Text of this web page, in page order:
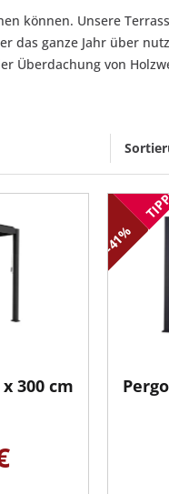
können. Unsere
das ganze Jahr über
Überdachung von
300 cm
-41%